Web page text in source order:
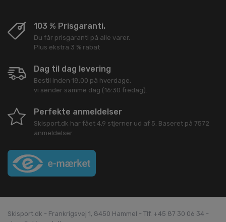
103 % Prisgaranti.
Du får prisgaranti på alle varer.
Plus ekstra 3 % rabat
Dag til dag levering
Bestil inden 18:00 på hverdage,
vi sender samme dag (16:30 fredag).
Perfekte anmeldelser
Skisport.dk har fået 4,9 stjerner ud af 5. Baseret på 7572
anmeldelser.
Skisport.dk - Frankrigsvej 1, 8450 Hammel - Tlf. +45 87 30 06 34 -